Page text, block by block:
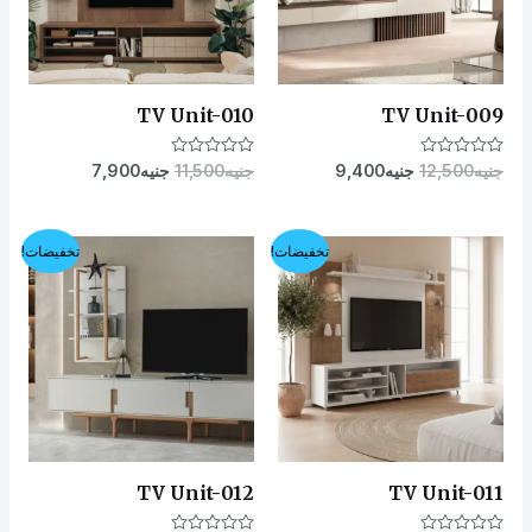
TV Unit-009
تم
التقييم
جنيه12,500 جنيه9,400
TV Unit-010
تم
التقييم
جنيه11,500 جنيه7,900
تخفيضات!
TV Unit-011
الأصلي
EGP11,500.
السعر
الحالي
هو:
EGP7,900.
تخفيضات!
TV Unit-012
الأصلي
EGP13,000.
السعر
الحالي
هو:
EGP7,400.